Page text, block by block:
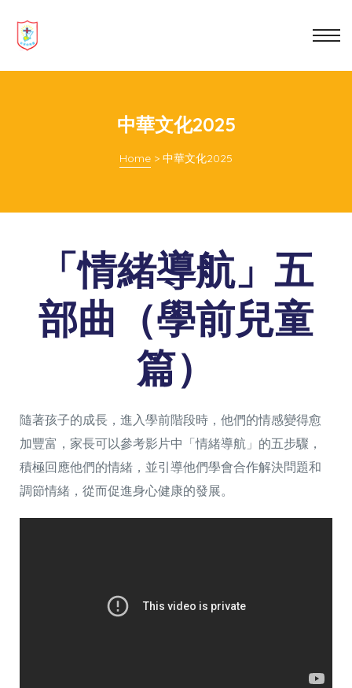
中華文化2025
Home > 中華文化2025
「情緒導航」五
部曲（學前兒童
篇）
隨著孩子的成長，進入學前階段時，他們的情感變得愈
加豐富，家長可以參考影片中「情緒導航」的五步驟，
積極回應他們的情緒，並引導他們學會合作解決問題和
調節情緒，從而促進身心健康的發展。